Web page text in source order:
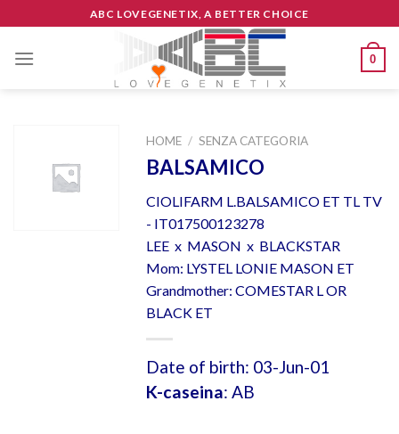
to
content
ABC LOVEGENETIX, A BETTER CHOICE
0
HOME / SENZA CATEGORIA
BALSAMICO
CIOLIFARM L.BALSAMICO ET TL TV
- IT017500123278
LEE x MASON x BLACKSTAR
Mom: LYSTEL LONIE MASON ET
Grandmother: COMESTAR L OR
BLACK ET
Date of birth: 03-Jun-01
K-caseina: AB